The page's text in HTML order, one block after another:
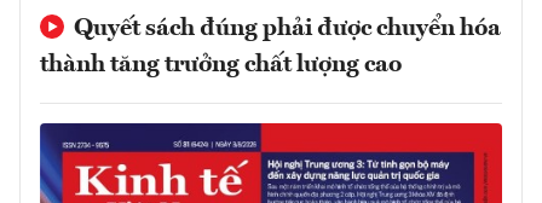
Quyết sách đúng phải được chuyển hóa
thành tăng trưởng chất lượng cao